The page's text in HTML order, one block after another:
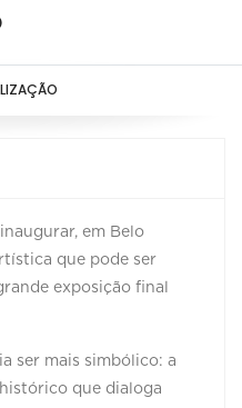
em Belo
que pode ser
exposição final
ser mais simbólico: a
que dialoga